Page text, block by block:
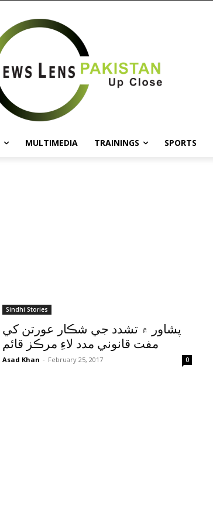
MULTIMEDIA TRAININGS SPORTS
Sindhi Stories
پشاور ۾ تشدد جي شڪار عورتن کي
مفت قانوني مدد لاءِ مرڪز قائم
Asad Khan - February 25, 2017 0